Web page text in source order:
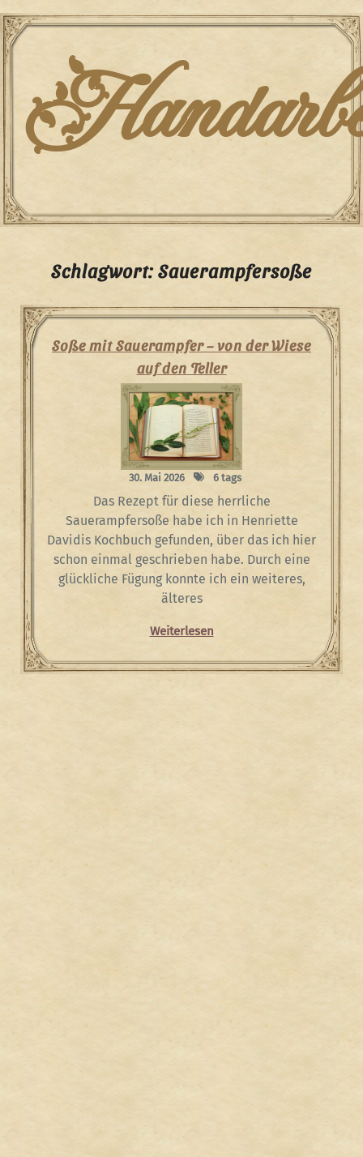
Skip
to
content
Schlagwort:Sauerampfersoße
Soße mit Sauerampfer – von der Wiese
auf den Teller
30. Mai 2026 6 tags
Das Rezept für diese herrliche
Sauerampfersoße habe ich in Henriette
Davidis Kochbuch gefunden, über das ich hier
schon einmal geschrieben habe. Durch eine
glückliche Fügung konnte ich ein weiteres,
älteres
Weiterlesen